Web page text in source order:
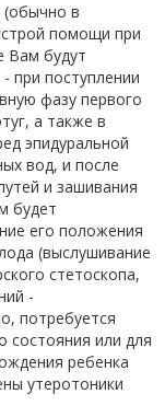
(обычно в
помощи при
Вам будут
при поступлении
фазу первого
а также в
эпидуральной
вод, и после
и зашивания
будет
его положения
(выслушивание
стетоскопа,
-
потребуется
состояния или для
ребенка
утеротоники